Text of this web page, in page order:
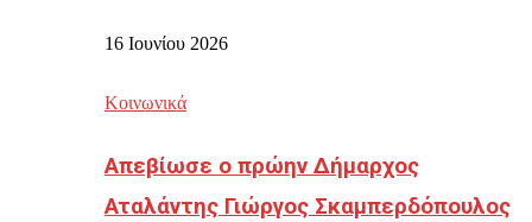
16 Ιουνίου 2026
Κοινωνικά
Απεβίωσε ο πρώην Δήμαρχος
Αταλάντης Γιώργος Σκαμπερδόπουλος